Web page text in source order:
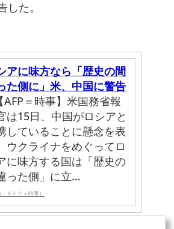
た。
アに味方なら「歴史の間
た側に」米、中国に警告
＝時事】米国務省報
は15日、中国がロシアと
していることに懸念を表
ウクライナをめぐってロ
に味方する国は「歴史の
った側」に立…
：ＡＦＰ＝時事）